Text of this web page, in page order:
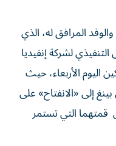
المرافق له، الذي
لشركة إنفيديا
اليوم الأربعاء، حيث
إلى «الانفتاح» على
قمتهما التي ‌تستمر